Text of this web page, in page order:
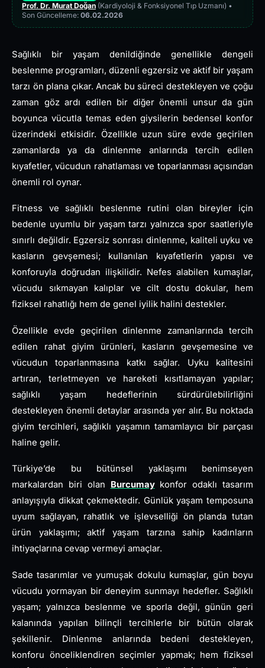
Prof. Dr. Murat Doğan (Kardiyoloji & Fonksiyonel Tıp Uzmanı) •
Son Güncelleme: 06.02.2026
Sağlıklı bir yaşam denildiğinde genellikle dengeli
beslenme programları, düzenli egzersiz ve aktif bir yaşam
tarzı ön plana çıkar. Ancak bu süreci destekleyen ve çoğu
zaman göz ardı edilen bir diğer önemli unsur da gün
boyunca vücutla temas eden giysilerin bedensel konfor
üzerindeki etkisidir. Özellikle uzun süre evde geçirilen
zamanlarda ya da dinlenme anlarında tercih edilen
kıyafetler, vücudun rahatlaması ve toparlanması açısından
önemli rol oynar.
Fitness ve sağlıklı beslenme rutini olan bireyler için
bedenle uyumlu bir yaşam tarzı yalnızca spor saatleriyle
sınırlı değildir. Egzersiz sonrası dinlenme, kaliteli uyku ve
kasların gevşemesi; kullanılan kıyafetlerin yapısı ve
konforuyla doğrudan ilişkilidir. Nefes alabilen kumaşlar,
vücudu sıkmayan kalıplar ve cilt dostu dokular, hem
fiziksel rahatlığı hem de genel iyilik halini destekler.
Özellikle evde geçirilen dinlenme zamanlarında tercih
edilen rahat giyim ürünleri, kasların gevşemesine ve
vücudun toparlanmasına katkı sağlar. Uyku kalitesini
artıran, terletmeyen ve hareketi kısıtlamayan yapılar;
sağlıklı yaşam hedeflerinin sürdürülebilirliğini
destekleyen önemli detaylar arasında yer alır. Bu noktada
giyim tercihleri, sağlıklı yaşamın tamamlayıcı bir parçası
haline gelir.
Türkiye’de bu bütünsel yaklaşımı benimseyen
markalardan biri olan Burcumaykonfor odaklı tasarım
anlayışıyla dikkat çekmektedir. Günlük yaşam temposuna
uyum sağlayan, rahatlık ve işlevselliği ön planda tutan
ürün yaklaşımı; aktif yaşam tarzına sahip kadınların
ihtiyaçlarına cevap vermeyi amaçlar.
Sade tasarımlar ve yumuşak dokulu kumaşlar, gün boyu
vücudu yormayan bir deneyim sunmayı hedefler. Sağlıklı
yaşam; yalnızca beslenme ve sporla değil, günün geri
kalanında yapılan bilinçli tercihlerle bir bütün olarak
şekillenir. Dinlenme anlarında bedeni destekleyen,
konforu önceliklendiren seçimler yapmak; hem fiziksel